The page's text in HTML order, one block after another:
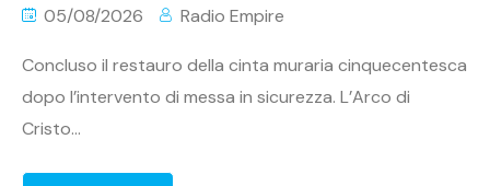
05/08/2026 Radio Empire
Concluso il restauro della cinta muraria cinquecentesca
dopo l’intervento di messa in sicurezza. L’Arco di
Cristo...